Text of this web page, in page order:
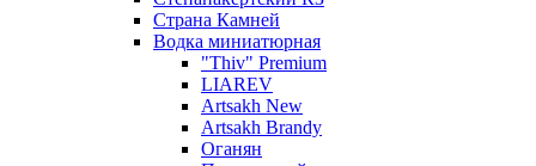
Страна Камней
Водка миниатюрная
"Thiv" Premium
LIAREV
Artsakh New
Artsakh Brandy
Оганян